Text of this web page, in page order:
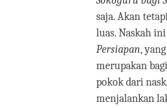
saja. Akan
luas. Naskah
Persiapan,
merupakan
pokok dari
menjalankan